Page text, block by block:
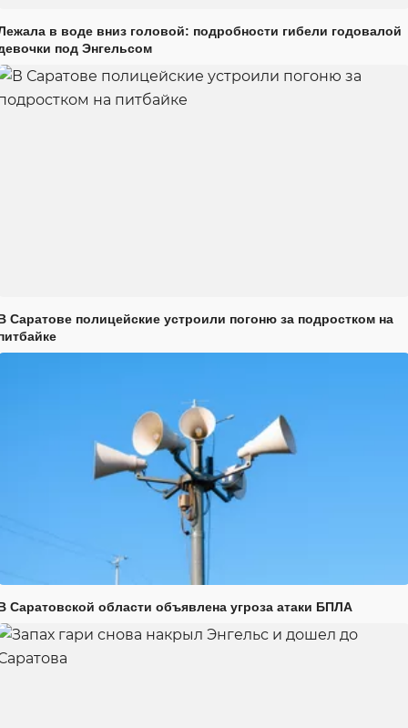
в воде вниз головой: подробности гибели годовалой
под Энгельсом
Саратове полицейские устроили погоню за подростком на
Саратовской области объявлена угроза атаки БПЛА